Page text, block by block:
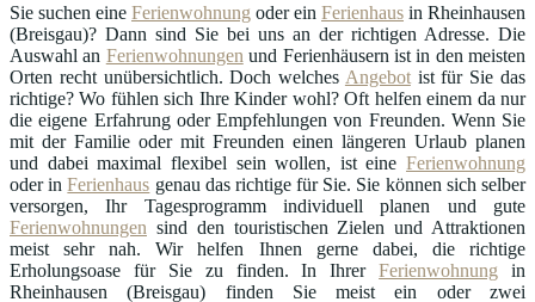
Sie suchen eine Ferienwohnung oder ein Ferienhaus in Rheinhausen
(Breisgau)? Dann sind Sie bei uns an der richtigen Adresse. Die
Auswahl an Ferienwohnungen und Ferienhäusern ist in den meisten
Orten recht unübersichtlich. Doch welches Angebotist für Sie das
richtige? Wo fühlen sich Ihre Kinder wohl? Oft helfen einem da nur
die eigene Erfahrung oder Empfehlungen von Freunden. Wenn Sie
mit der Familie oder mit Freunden einen längeren Urlaub planen
und dabei maximal flexibel sein wollen, ist eine Ferienwohnung
oder inFerienhaus genau das richtige für Sie. Sie können sich selber
versorgen, Ihr Tagesprogramm individuell planen und gute
Ferienwohnungen sind den touristischen Zielen und Attraktionen
meist sehr nah. Wir helfen Ihnen gerne dabei, die richtige
Erholungsoase für Sie zu finden. In IhrerFerienwohnung in
Rheinhausen (Breisgau) finden Sie meist ein oder zwei